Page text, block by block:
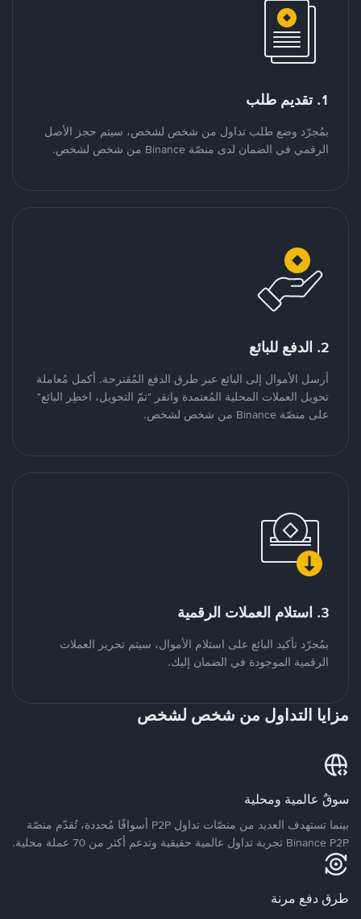
1. تقديم طلب
بمُجرّد وضع طلب تداول من شخص لشخص، سيتم حجز الأصل
الرقمي في الضمان لدى منصّة Binance من شخص لشخص.
2. الدفع للبائع
أرسل الأموال إلى البائع عبر طرق الدفع المُقترحة. أكمل مُعاملة
تحويل العملات المحلية المُعتمدة وانقر "تمّ التحويل، اخطِر البائع"
على منصّة Binance من شخص لشخص.
3. استلام العملات الرقمية
بمُجرّد تأكيد البائع على استلام الأموال، سيتم تحرير العملات
الرقمية الموجودة في الضمان إليك.
مزايا التداول من شخص لشخص
سوقٌ عالمية ومحلية
بينما تستهدف العديد من منصّات تداول P2P أسواقًا مُحددة، تُقدّم منصّة
Binance P2P تجربة تداول عالمية حقيقية وتدعم أكثر من 70 عملة محلية.
طرق دفع مرنة